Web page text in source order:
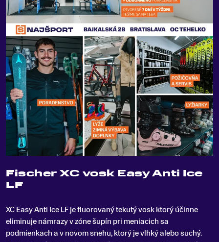
Fischer XC vosk Easy Anti Ice
LF
XC Easy Anti Ice LF je fluorovaný tekutý vosk ktorý účinne
eliminuje námrazy v zóne šupín pri meniacich sa
podmienkach a v novom snehu, ktorý je vlhký alebo suchý.